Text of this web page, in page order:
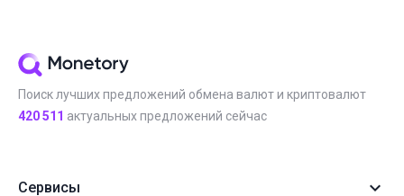
Поиск лучших предложений обмена валют и криптовалют
420 511 актуальных предложений сейчас
Сервисы